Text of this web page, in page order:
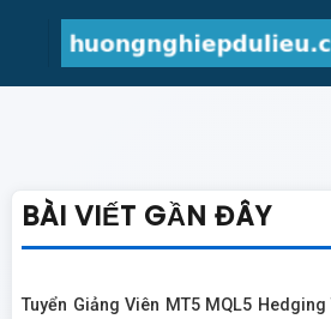
BÀI VIẾT GẦN ĐÂY
Tuyển Giảng Viên MT5 MQL5